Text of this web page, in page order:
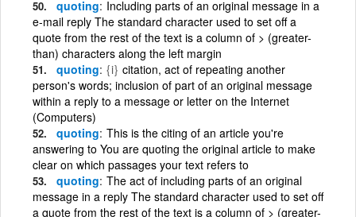
quoting Including parts of an original message in a
e-mail reply The standard character used to set off a
quote from the rest of the text is a column of > (greater-
than) characters along the left margin
quoting {i} citation, act of repeating another
person's words; inclusion of part of an original message
within a reply to a message or letter on the Internet
(Computers)
quoting This is the citing of an article you're
answering to You are quoting the original article to make
clear on which passages your text refers to
quoting The act of including parts of an original
message in a reply The standard character used to set off
a quote from the rest of the text is a column of > (greater-